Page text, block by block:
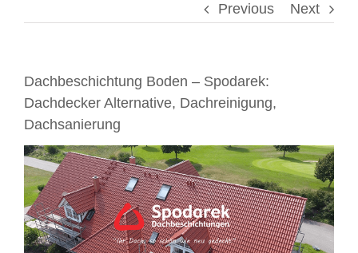
Previous Next
Dachbeschichtung Boden – Spodarek:
Dachdecker Alternative, Dachreinigung,
Dachsanierung